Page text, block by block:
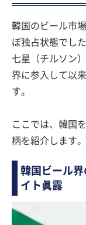
韓国のビール市
ぼ独占状態でし
七星（チルソン
界に参入して以
す。
ここでは、韓国
柄を紹介します。
韓国ビール
イト眞露